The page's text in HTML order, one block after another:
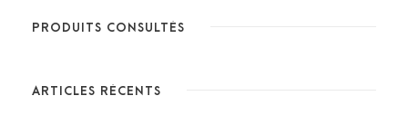
PRODUITS CONSULTÉS
ARTICLES RÉCENTS